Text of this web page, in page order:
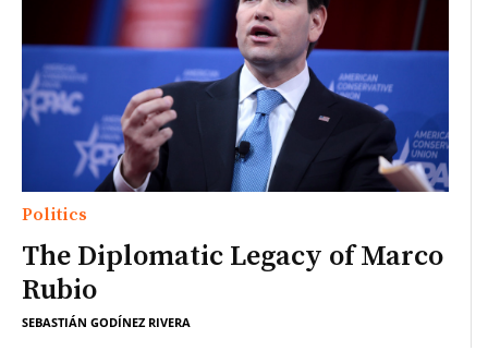
Politics
The Diplomatic Legacy of Marco
Rubio
SEBASTIÁN GODÍNEZ RIVERA